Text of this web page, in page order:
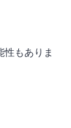
性もありま